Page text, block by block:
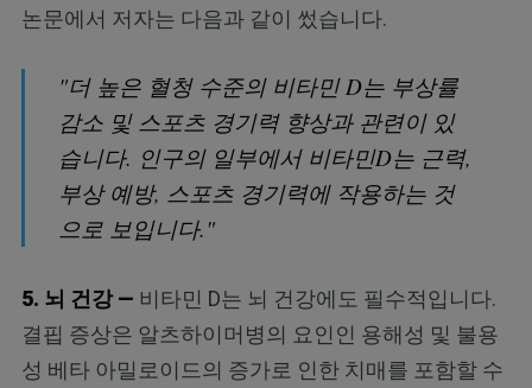
논문에서 저자는 다음과 같이 썼습니다.
"더 높은 혈청 수준의 비타민 D는 부상률
감소 및 스포츠 경기력 향상과 관련이 있
습니다. 인구의 일부에서 비타민D는 근력,
부상 예방, 스포츠 경기력에 작용하는 것
으로 보입니다."
5. 뇌 건강 — 비타민 D는 뇌 건강에도 필수적입니다.
결핍 증상은 알츠하이머병의 요인인 용해성 및 불용
성 베타 아밀로이드의 증가로 인한 치매를 포함할 수